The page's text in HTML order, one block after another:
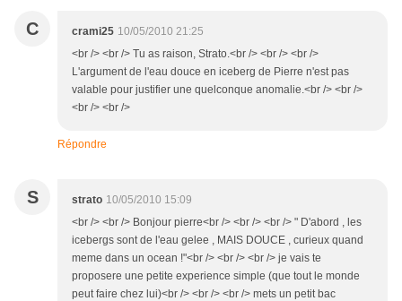
C crami25 10/05/2010 21:25
<br /> <br /> Tu as raison, Strato.<br /> <br /> <br />
L'argument de l'eau douce en iceberg de Pierre n'est pas
valable pour justifier une quelconque anomalie.<br /> <br />
<br /> <br />
Répondre
S strato 10/05/2010 15:09
<br /> <br /> Bonjour pierre<br /> <br /> <br /> " D'abord , les
icebergs sont de l'eau gelee , MAIS DOUCE , curieux quand
meme dans un ocean !"<br /> <br /> <br /> je vais te
proposere une petite experience simple (que tout le monde
peut faire chez lui)<br /> <br /> <br /> mets un petit bac